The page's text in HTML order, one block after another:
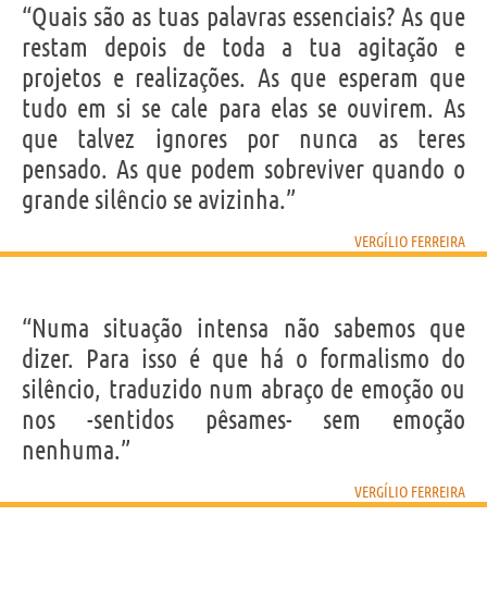
“Quais são as tuas palavras essenciais? As que
restam depois de toda a tua agitação e
projetos e realizações. As que esperam que
tudo em si se cale para elas se ouvirem. As
que talvez ignores por nunca as teres
pensado. As que podem sobreviver quando o
grande silêncio se avizinha.”
VERGÍLIO FERREIRA
“Numa situação intensa não sabemos que
dizer. Para isso é que há o formalismo do
silêncio, traduzido num abraço de emoção ou
nos -sentidos pêsames- sem emoção
nenhuma.”
VERGÍLIO FERREIRA